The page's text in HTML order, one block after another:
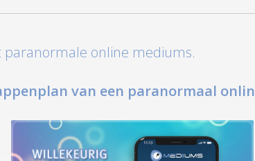
online mediums.
van een paranormaal